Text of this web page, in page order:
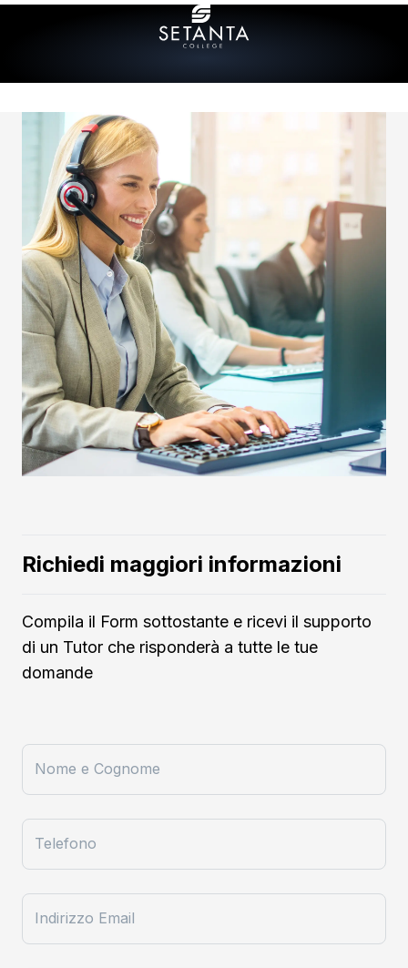
Richiedi maggiori informazioni
Compila il Form sottostante e ricevi il supporto
di un Tutor che risponderà a tutte le tue
domande
Nome e Cognome
Telefono
Indirizzo Email